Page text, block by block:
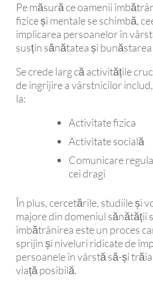
Pe măsură ce oamenii
fizice și mentale se schimbă,
implicarea persoanelor în
susțin sănătatea și
Se crede larg că activitățile
de îngrijire a vârstnicilor
la:
Activitate fizica
Activitate socială
Comunicare
cei dragi
În plus, cercetările, studiile și
majore din domeniul sănătății
îmbătrânirea este un proces
sprijin și niveluri ridicate de
persoanele în vârstă să-și
viață posibilă.